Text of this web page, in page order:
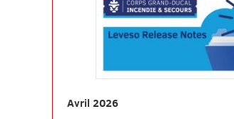
Avril 2026